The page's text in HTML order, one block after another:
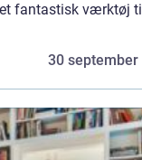
fantastisk værktøj
30 september